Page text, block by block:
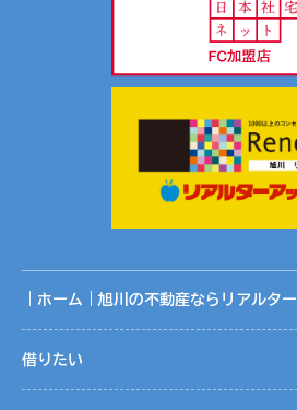
｜ホーム｜旭川の不動産ならリアルター
借りたい